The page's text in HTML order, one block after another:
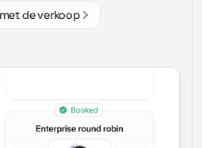
de verkoop